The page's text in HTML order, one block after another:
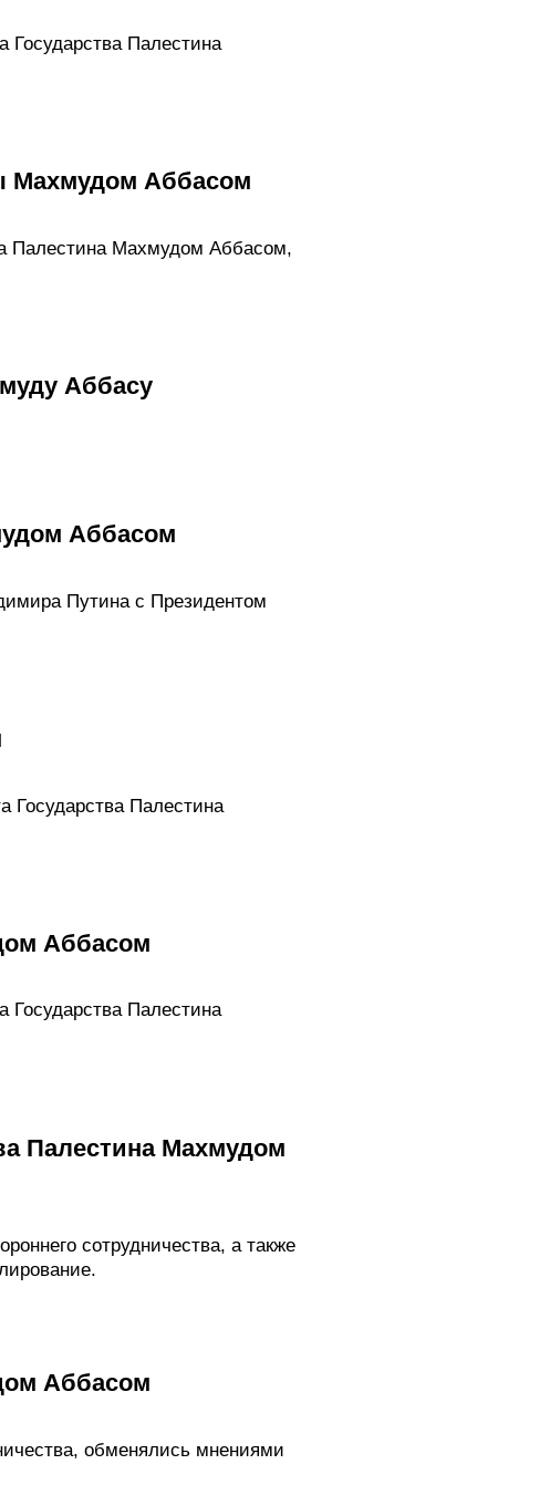
Государства Палестина
Махмудом Аббасом
Палестина Махмудом Аббасом,
Аббасу
Аббасом
Путина с Президентом
Государства Палестина
Аббасом
Государства Палестина
Палестина Махмудом
сотрудничества, а также
Аббасом
обменялись мнениями